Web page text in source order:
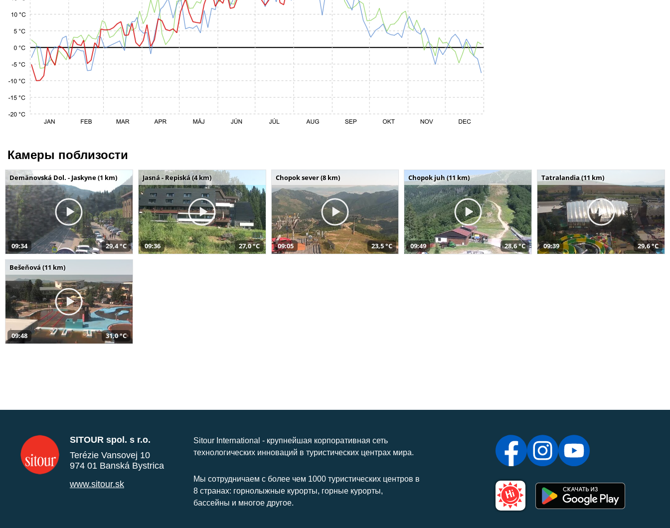
Камеры поблизости
Demänovská Dol. - Jaskyne (1 km)
09:34 29,4 °C
Jasná - Repiská (4 km)
09:36 27,0 °C
Chopok sever (8 km)
09:05 23,5 °C
Chopok juh (11 km)
09:49 28,6 °C
Tatralandia (11 km)
09:39 29,6 °C
Bešeňová (11 km)
09:48 31,0 °C
SITOUR spol. s r.o.
Terézie Vansovej 10
974 01 Banská Bystrica
www.sitour.sk
Sitour International - крупнейшая корпоративная сеть
технологических инноваций в туристических центрах мира.
Мы сотрудничаем с более чем 1000 туристических центров в
8 странах: горнолыжные курорты, горные курорты,
бассейны и многое другое.